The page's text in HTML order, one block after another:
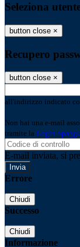
Seleziona
button close ×
Recupero
button close ×
all'indirizzo indicato
Non hai una e-mail
tramite la Login
E-mail inviata, si
Errore
Chiudi
Successo
Chiudi
Informazione